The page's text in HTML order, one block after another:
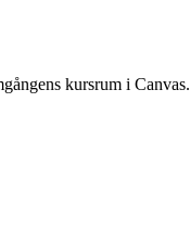
kursrum i Canvas.